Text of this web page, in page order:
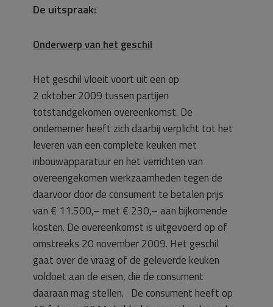
De uitspraak:
Onderwerp van het geschil
Het geschil vloeit voort uit een op
2 oktober 2009 tussen partijen
totstandgekomen overeenkomst. De
ondernemer heeft zich daarbij verplicht tot het
leveren van een complete keuken met
inbouwapparatuur en het verrichten van
overeengekomen werkzaamheden tegen de
daarvoor door de consument te betalen prijs
van € 11.500,– met € 230,– aan bijkomende
kosten. De overeenkomst is uitgevoerd op of
omstreeks 20 november 2009. Het geschil
gaat over de vraag of de geleverde keuken
voldoet aan de eisen, die de consument
daaraan mag stellen. De consument heeft op